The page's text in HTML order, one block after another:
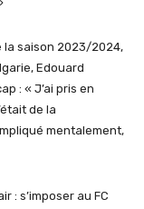
la saison 2023/2024,
Edouard
: « J’ai pris en
de la
mentalement,
: s’imposer au FC